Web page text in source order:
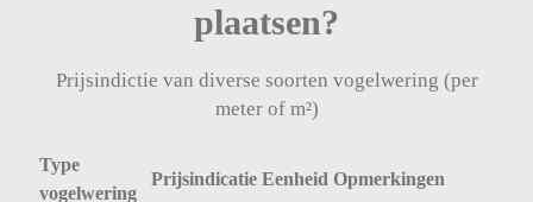
plaatsen?
Prijsindictie van diverse soorten vogelwering (per
meter of m²)
Type
vogelwering
Prijsindicatie Eenheid Opmerkingen